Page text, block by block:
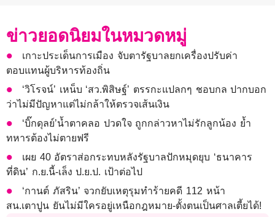
ข่าวยอดนิยมในหมวดหมู่
เกาะประเด็นการเมือง จับตารัฐบาลยกเครื่องปรับค่า
ตอบแทนผู้บริหารท้องถิ่น
‘วิโรจน์’ เหน็บ ‘สว.พิสิษฐ์’ ตรรกะแปลกๆ ชอบกล ปากบอก
ว่าไม่มีปัญหาแต่ไม่กล้าให้ตรวจเส้นเงิน
‘บิ๊กดุลย์’น้ำตาคลอ ปวดใจ ถูกกล่าวหาไม่รักลูกน้อง ย้ำ
ทหารต้องไม่ตายฟรี
เผย 40 อัตราส่อกระทบหลังรัฐบาลปักหมุดยุบ ‘ธนาคาร
ที่ดิน’ ก.ย.นี้-เล็ง ป.ย.ป. เป้าต่อไป
‘กานต์ ภัสริน’ จวกยับเหตุรุมทำร้ายคดี 112 หน้า
สน.เตาปูน ยันไม่มีใครอยู่เหนือกฎหมาย-ตั้งตนเป็นศาลเตี้ยได้!